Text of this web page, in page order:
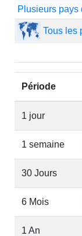
Plusieurs pays
Tous les
Période
1 jour
1 semaine
30 Jours
6 Mois
1 An